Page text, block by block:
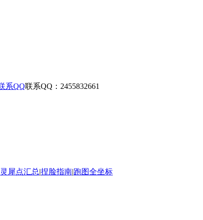
联系QQ：2455832661
灵犀点汇总|捏脸指南|跑图全坐标